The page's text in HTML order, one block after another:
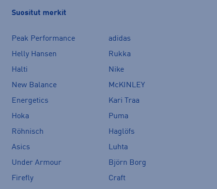
Suositut merkit
Peak Performance
adidas
Helly Hansen
Rukka
Halti
Nike
New Balance
McKINLEY
Energetics
Kari Traa
Hoka
Puma
Röhnisch
Haglöfs
Asics
Luhta
Under Armour
Björn Borg
Firefly
Craft